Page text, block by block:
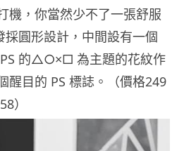
機，你當然少不了一張舒服
採圓形設計，中間設有一個
的△○×□ 為主題的花紋作
醒目的 PS 標誌。（價格249
）